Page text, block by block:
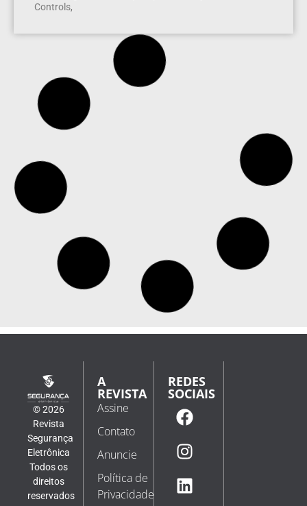
Controls,
Xiaomi lança câmera de segurança com painel
solar e que funciona sem Wi-Fi
A Xiaomi lançou na China a Smart Solar Camera 4 Pro
4G Dual-Camera Edition, a nova câmera de segurança
desenvolvida para funcionar em locais sem acesso à